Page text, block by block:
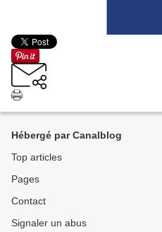
Hébergé par Canalblog
Top articles
Pages
Contact
Signaler un abus